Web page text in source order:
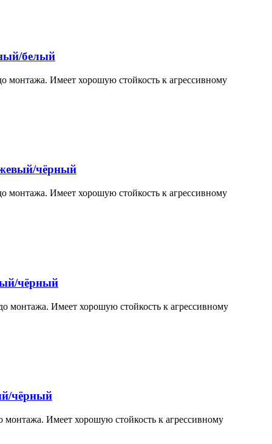
белый
монтажа. Имеет хорошую стойкость к агрессивному
чёрный
монтажа. Имеет хорошую стойкость к агрессивному
чёрный
монтажа. Имеет хорошую стойкость к агрессивному
чёрный
Имеет хорошую стойкость к агрессивному